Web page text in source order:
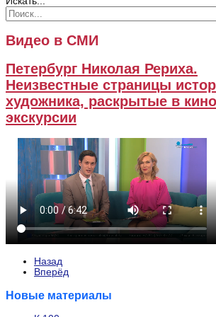
Видео в СМИ
Петербург Николая Рериха.
Неизвестные страницы
художника, раскрытые в
экскурсии
Назад
Вперёд
Новые материалы